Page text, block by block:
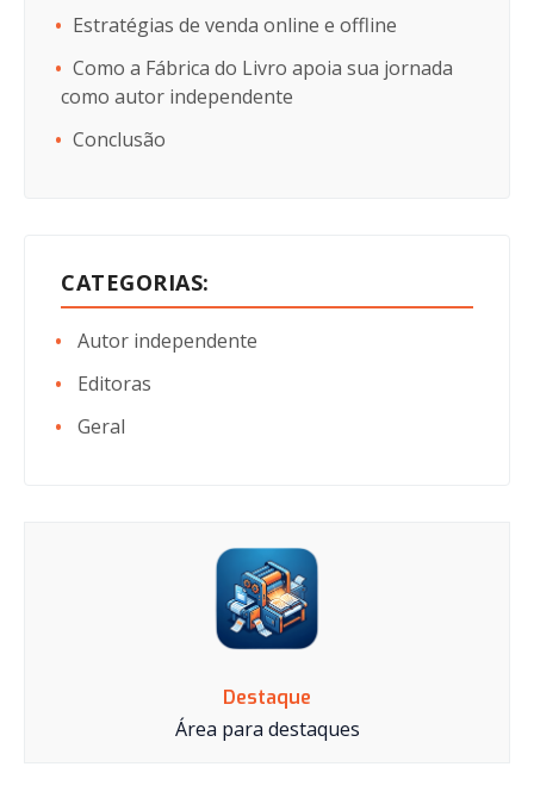
Estratégias de venda online e offline
Como a Fábrica do Livro apoia sua jornada
como autor independente
Conclusão
CATEGORIAS:
Autor independente
Editoras
Geral
Destaque
Área para destaques